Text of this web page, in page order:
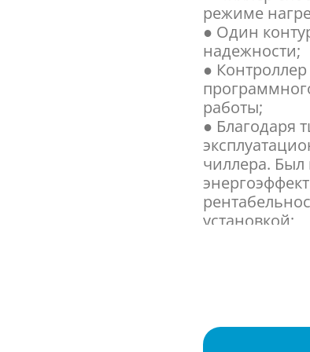
режиме
● Один
надежности;
●
работы;
● Благодаря
чиллера.
установкой;
диапазона, в